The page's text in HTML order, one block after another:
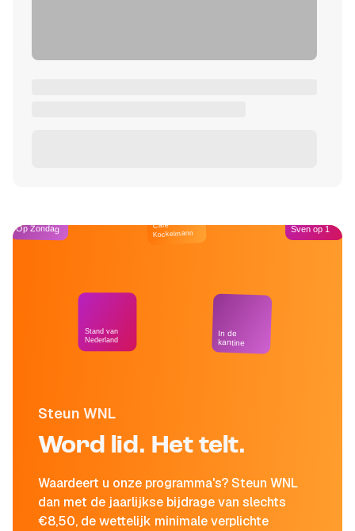
Steun WNL
Word lid. Het telt.
Waardeert u onze programma's? Steun WNL
dan met de jaarlijkse bijdrage van slechts
€8,50, de wettelijk minimale verplichte
Op Zondag
Stand van
Nederland
Café
Kockelmann
In de
kantine
Sven op 1